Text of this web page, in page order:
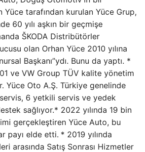
Yüce tarafından kurulan Yüce Grup,
60 yılı aşkın bir geçmişe
ŠKODA Distribütörler
olan Orhan Yüce 2010 yılına
Başkanı”ydı. Bunu da yaptı. *
ve VW Group TÜV kalite yönetim
Yüce Oto A.Ş. Türkiye genelinde
6 yetkili servis ve yedek
sağlıyor.* 2022 yılında 19 bin
gerçekleştiren Yüce Auto, bu
payı elde etti. * 2019 yılında
arasında Satış Sonrası Hizmetler